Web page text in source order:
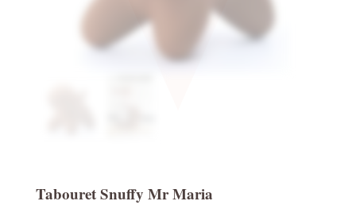
Tabouret Snuffy Mr Maria